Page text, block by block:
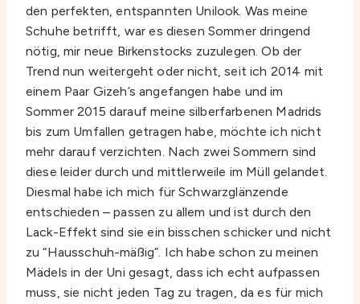
den perfekten, entspannten Unilook. Was meine
Schuhe betrifft, war es diesen Sommer dringend
nötig, mir neue Birkenstocks zuzulegen. Ob der
Trend nun weitergeht oder nicht, seit ich 2014 mit
einem Paar Gizeh’s angefangen habe und im
Sommer 2015 darauf meine silberfarbenen Madrids
bis zum Umfallen getragen habe, möchte ich nicht
mehr darauf verzichten. Nach zwei Sommern sind
diese leider durch und mittlerweile im Müll gelandet.
Diesmal habe ich mich für Schwarzglänzende
entschieden – passen zu allem und ist durch den
Lack-Effekt sind sie ein bisschen schicker und nicht
zu “Hausschuh-mäßig”. Ich habe schon zu meinen
Mädels in der Uni gesagt, dass ich echt aufpassen
muss, sie nicht jeden Tag zu tragen, da es für mich